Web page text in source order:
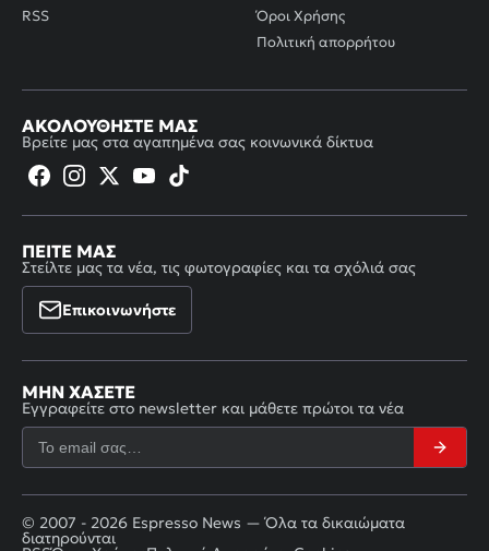
RSS
Όροι Χρήσης
Πολιτική απορρήτου
ΑΚΟΛΟΥΘΉΣΤΕ ΜΑΣ
Βρείτε μας στα αγαπημένα σας κοινωνικά δίκτυα
ΠΕΊΤΕ ΜΑΣ
Στείλτε μας τα νέα, τις φωτογραφίες και τα σχόλιά σας
Επικοινωνήστε
ΜΗΝ ΧΆΣΕΤΕ
Εγγραφείτε στο newsletter και μάθετε πρώτοι τα νέα
© 2007 - 2026 Espresso News — Όλα τα δικαιώματα
διατηρούνται